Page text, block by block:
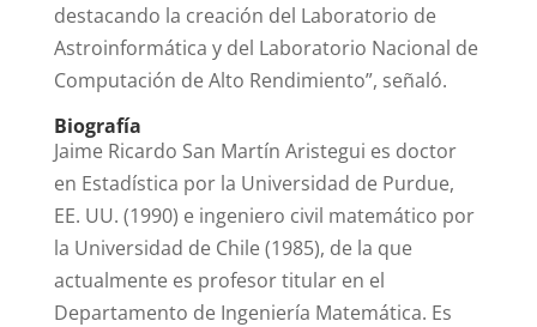
destacando la creación del Laboratorio de
Astroinformática y del Laboratorio Nacional de
Computación de Alto Rendimiento”, señaló.
Biografía
Jaime Ricardo San Martín Aristegui es doctor
en Estadística por la Universidad de Purdue,
EE. UU. (1990) e ingeniero civil matemático por
la Universidad de Chile (1985), de la que
actualmente es profesor titular en el
Departamento de Ingeniería Matemática. Es